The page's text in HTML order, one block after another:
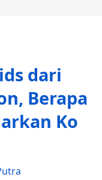
dari
Berapa
Ko